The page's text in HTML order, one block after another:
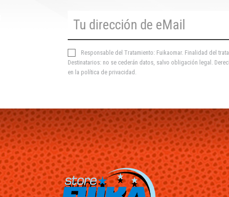
Responsable del Tratamiento: Fuikaomar. Finalidad del
Destinatarios: no se cederán datos, salvo obligación legal.
en la política de privacidad